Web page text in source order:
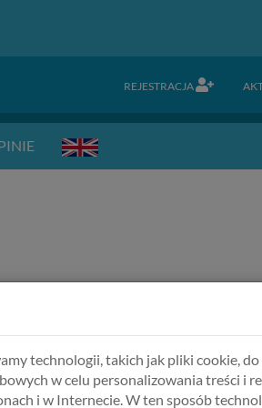
REJESTRACJA
technologii, takich jak pliki cookie,
w celu personalizowania treści i
i w Internecie. W ten sposób